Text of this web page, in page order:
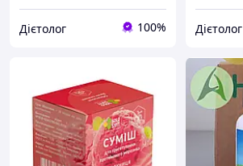
Дієтолог 100% Дієтолог